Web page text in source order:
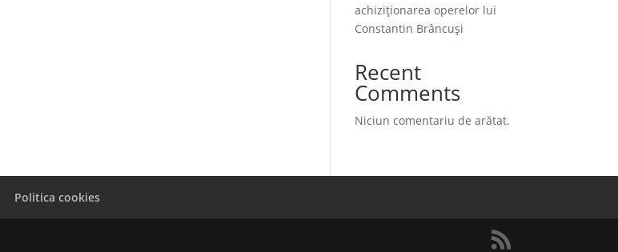
achiziționarea operelor lui
Constantin Brâncuși
Recent
Comments
Niciun comentariu de arătat.
Politica cookies